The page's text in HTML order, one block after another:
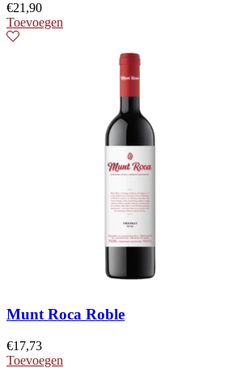
€21,90
Toevoegen
Munt Roca Roble
€17,73
Toevoegen